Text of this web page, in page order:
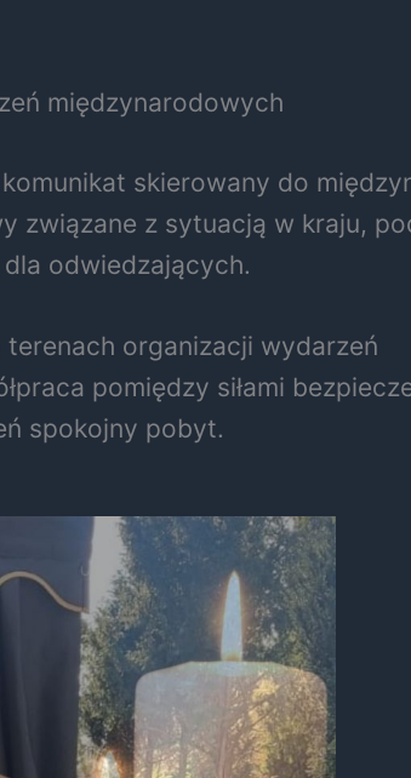
międzynarodowych
skierowany do
związane z sytuacją w kraju,
odwiedzających.
organizacji wydarzeń
pomiędzy siłami
spokojny pobyt.